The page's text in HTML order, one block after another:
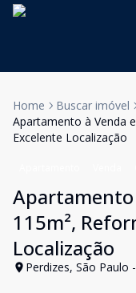
Home
Buscar imóvel
Apartamento à Venda
Excelente Localização
Apartamento
115m²,
Localização
Perdizes, São Paulo